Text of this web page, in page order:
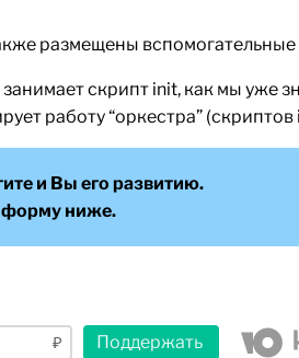
размещены
скрипт init, как мы уже
работу “оркестра”
и Вы его развитию.
форму ниже.
Поддержать